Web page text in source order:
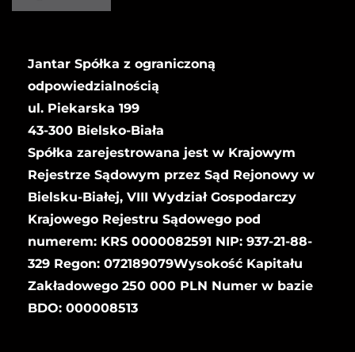
Jantar Spółka z ograniczoną
odpowiedzialnością
ul. Piekarska 199
43-300 Bielsko-Biała
Spółka zarejestrowana jest w Krajowym
Rejestrze Sądowym przez Sąd Rejonowy w
Bielsku-Białej, VIII Wydział Gospodarczy
Krajowego Rejestru Sądowego pod
numerem: KRS 0000082591 NIP: 937-21-88-
329 Regon: 072189079Wysokość Kapitału
Zakładowego 250 000 PLN Numer w bazie
BDO: 000008513